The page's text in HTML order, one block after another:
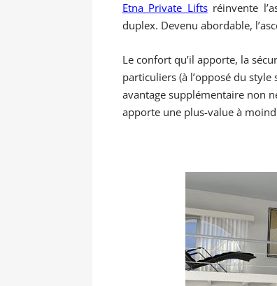
Etna Private Liftsréinvente
duplex. Devenu abordable,
Le confort qu’il apporte, la
particuliers (à l’opposé du
avantage supplémentaire non
apporte une plus-value à